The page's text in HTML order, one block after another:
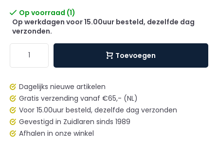
Op voorraad (1)
Op werkdagen voor 15.00uur besteld, dezelfde dag
verzonden.
Toevoegen
Dagelijks nieuwe artikelen
Gratis verzending vanaf €65,- (NL)
Voor 15.00uur besteld, dezelfde dag verzonden
Gevestigd in Zuidlaren sinds 1989
Afhalen in onze winkel